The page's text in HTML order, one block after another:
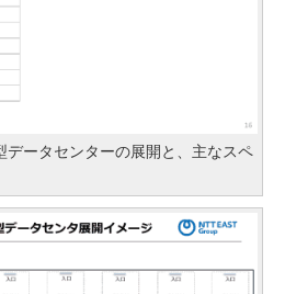
データセンターの展開と、主なスペ